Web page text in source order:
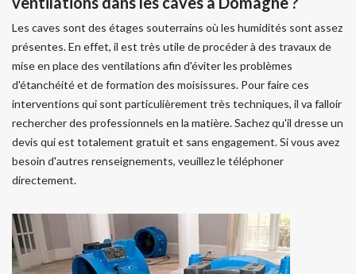
Les caves sont des étages souterrains où les humidités sont assez
présentes. En effet, il est très utile de procéder à des travaux de
mise en place des ventilations afin d'éviter les problèmes
d'étanchéité et de formation des moisissures. Pour faire ces
interventions qui sont particulièrement très techniques, il va falloir
rechercher des professionnels en la matière. Sachez qu'il dresse un
devis qui est totalement gratuit et sans engagement. Si vous avez
besoin d'autres renseignements, veuillez le téléphoner
directement.